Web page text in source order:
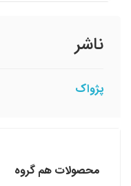
ناشر
پژواک
محصولات هم گروه